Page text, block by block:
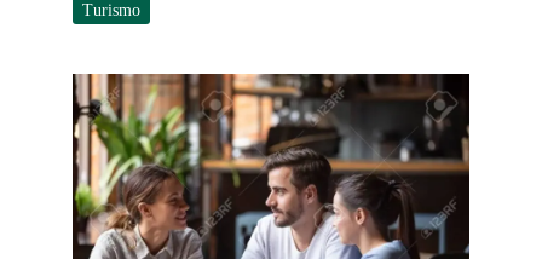
Turismo